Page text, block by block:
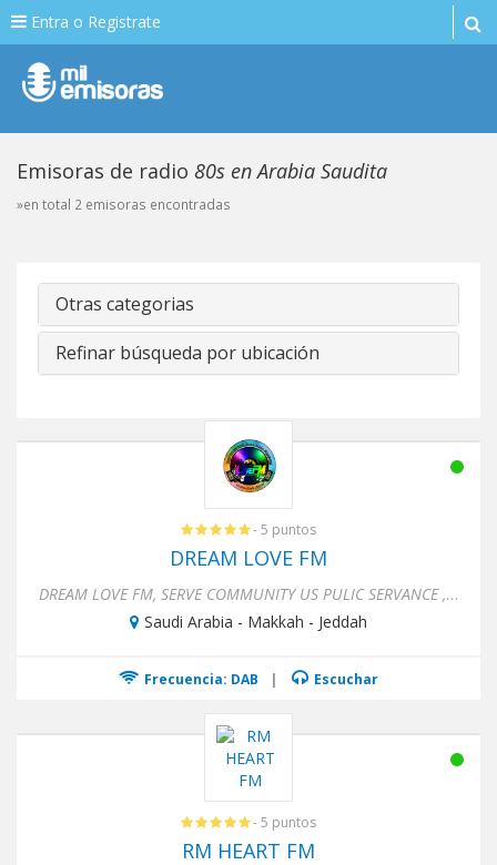
Entra o Registrate
Emisoras de radio 80s en Arabia Saudita
»en total 2 emisoras encontradas
Otras categorias
Refinar búsqueda por ubicación
- 5 puntos
DREAM LOVE FM
DREAM LOVE FM, SERVE COMMUNITY US PULIC SERVANCE ,SHARE LOVE SONG .RIMIX MUSIC ,NEWS ,EVENTS, ADS ,RELIGIONS. DREAM L...
Saudi Arabia - Makkah - Jeddah
Frecuencia: DAB | Escuchar
- 5 puntos
RM HEART FM